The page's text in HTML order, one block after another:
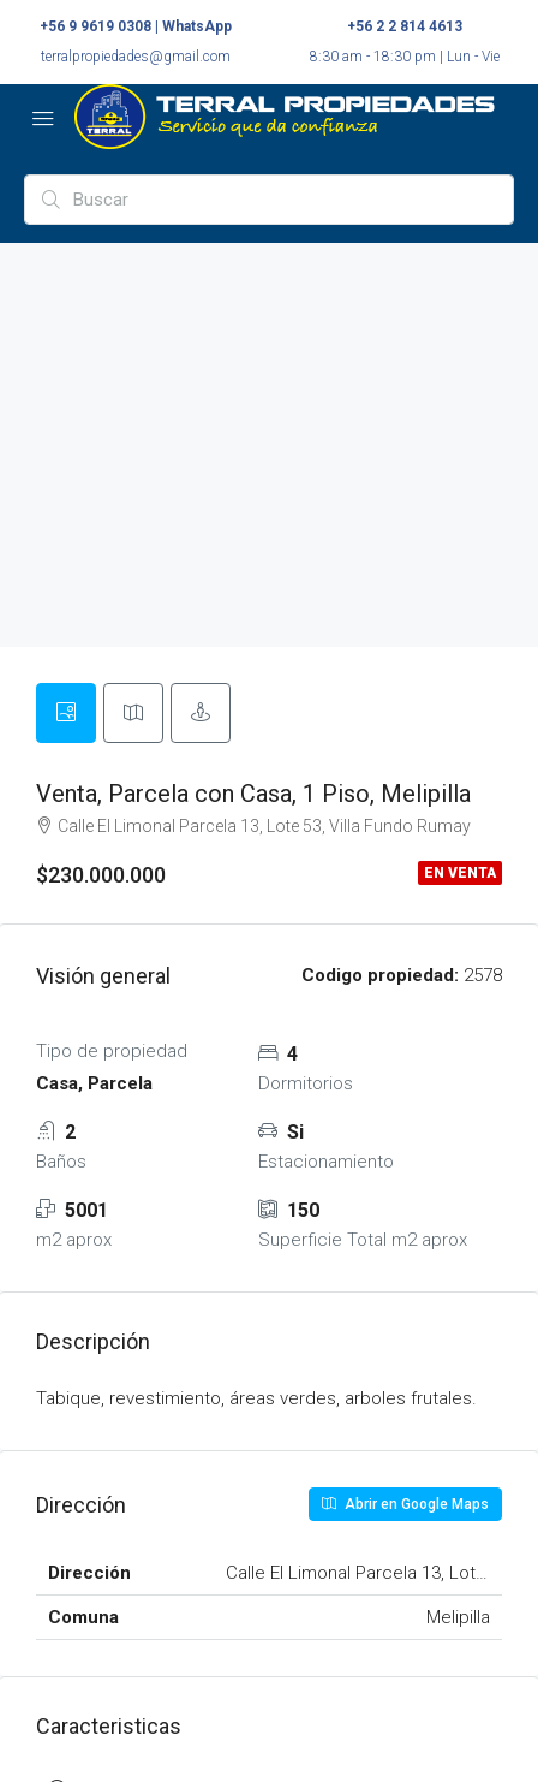
+56 9 9619 0308 | WhatsApp
terralpropiedades@gmail.com
+56 2 2 814 4613
8:30 am - 18:30 pm | Lun - Vie
Venta, Parcela con Casa, 1 Piso, Melipilla
Calle El Limonal Parcela 13, Lote 53, Villa Fundo Rumay
$230.000.000 EN VENTA
Visión general Codigo propiedad: 2578
Tipo de propiedad
Casa, Parcela
4
Dormitorios
2
Baños
Si
Estacionamiento
5001
m2 aprox
150
Superficie Total m2 aprox
Descripción
Tabique, revestimiento, áreas verdes, arboles frutales.
Dirección Abrir en Google Maps
Dirección Calle El Limonal Parcela 13, Lote 53,
Comuna Melipilla
Caracteristicas